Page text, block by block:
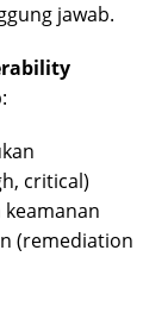
jawab.
critical)
(remediation